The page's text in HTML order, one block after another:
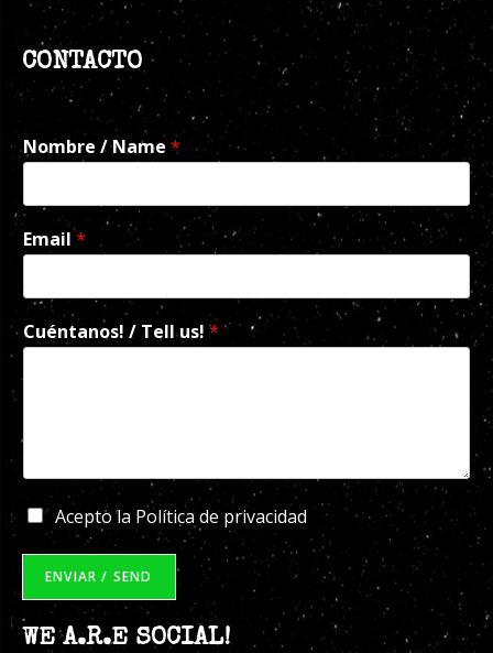
CONTACTO
Nombre / Name *
Email *
Cuéntanos! / Tell us! *
P
l
t
i
c
Acepto la Política de privacidad
ENVIAR / SEND
WE A.R.E SOCIAL!